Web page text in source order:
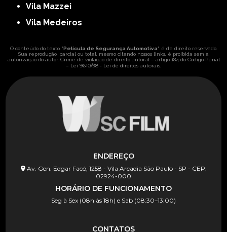
Vila Mazzei
Vila Medeiros
O conteúdo do texto "Película de Segurança Automotiva" é de direito reservado.
Sua reprodução, parcial ou total, mesmo citando nossos links, é proibida sem a
autorização do autor. Crime de violação de direito autoral – artigo 184 do Código Penal
– Lei 9610/98 - Lei de direitos autorais
ENDEREÇO
Av. Gen. Edgar Facó, 1258 - Vila Arcadia São Paulo - SP - CEP:
02924-000
HORÁRIO DE FUNCIONAMENTO
Seg à Sex (08h às 18h) e Sab (08:30–13:00)
CONTATOS